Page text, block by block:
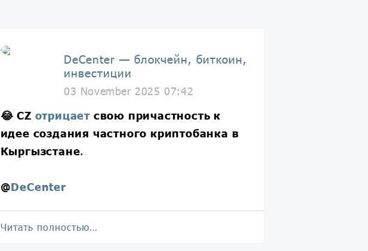
DeCenter — блокчейн, биткоин,
инвестиции
03 November 2025 07:42
😂 CZ отрицает свою причастность к
идее создания частного криптобанка в
Кыргызстане.
@DeCenter
Читать полностью…